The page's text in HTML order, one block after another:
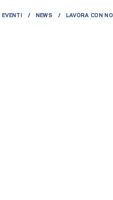
EVENTI NEWS LAVORA CON NOI